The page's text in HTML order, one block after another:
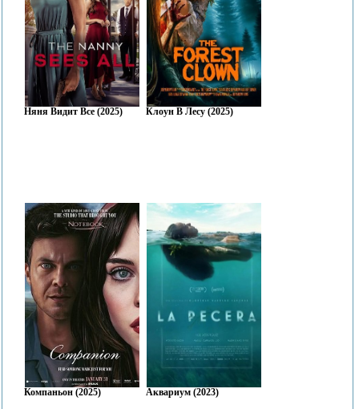
Няня Видит Все (2025) Клоун В Лесу (2025)
Компаньон (2025) Аквариум (2023)